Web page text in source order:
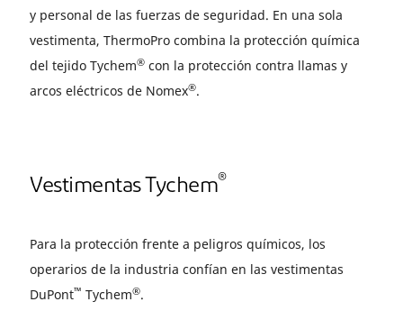
y personal de las fuerzas de seguridad. En una sola
vestimenta, ThermoPro combina la protección química
del tejido Tychem® con la protección contra llamas y
arcos eléctricos de Nomex®.
Vestimentas Tychem®
Para la protección frente a peligros químicos, los
operarios de la industria confían en las vestimentas
DuPont™ Tychem®.